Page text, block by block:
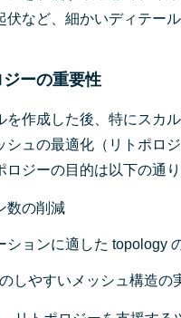
伏など、細かいディテー
ーの重要性
を作成した後、特にスカ
シュの最適化（リトポロ
ロジーの目的は以下の通り
数の削減
ションに適した topology
しやすいメッシュ構造の